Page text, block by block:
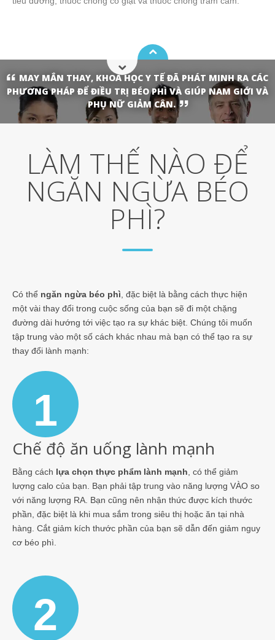
MAY MẮN THAY, KHOA HỌC Y TẾ ĐÃ PHÁT MINH RA CÁC
PHƯƠNG PHÁP ĐỂ ĐIỀU TRỊ BÉO PHÌ VÀ GIÚP NAM GIỚI VÀ
PHỤ NỮ GIẢM CÂN.
LÀM THẾ NÀO ĐỂ
NGĂN NGỪA BÉO
PHÌ?
Có thể ngăn ngừa béo phì , đặc biệt là bằng cách thực hiện
một vài thay đổi trong cuộc sống của bạn sẽ đi một chặng
đường dài hướng tới việc tạo ra sự khác biệt. Chúng tôi muốn
tập trung vào một số cách khác nhau mà bạn có thể tạo ra sự
thay đổi lành mạnh:
1
Chế độ ăn uống lành mạnh
Bằng cách lựa chọn thực phẩm lành mạnh , có thể giảm
lượng calo của bạn. Bạn phải tập trung vào năng lượng VÀO so
với năng lượng RA. Bạn cũng nên nhận thức được kích thước
phần, đặc biệt là khi mua sắm trong siêu thị hoặc ăn tại nhà
hàng. Cắt giảm kích thước phần của bạn sẽ dẫn đến giảm nguy
cơ béo phì.
2